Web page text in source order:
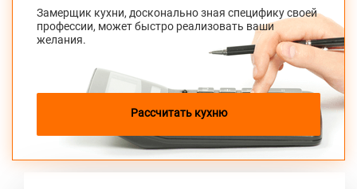
Замерщик кухни, досконально зная специфику своей
профессии, может быстро реализовать ваши
желания.
Рассчитать кухню
Alvic Zenit Verde Salvia
от 212 000 руб.